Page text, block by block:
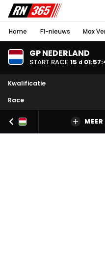
Home F1-nieuws Max
GP NEDERLAND
START RACE 15 d 01:57:
Kwalificatie
Race